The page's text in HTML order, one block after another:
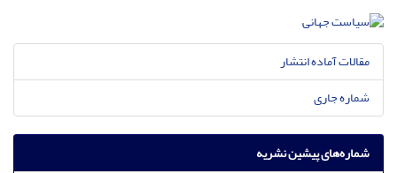
مقالات آماده انتشار
شماره جاری
شماره‌های پیشین نشریه